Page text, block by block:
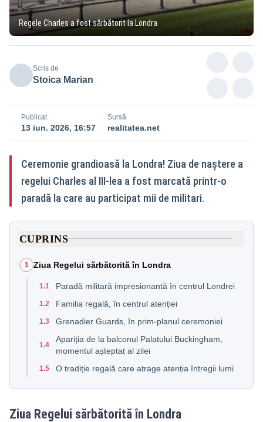
Regele Charles a fost sărbătorit la Londra
Scris de
Stoica Marian
Publicat
13 iun. 2026, 16:57
Sursă
realitatea.net
Ceremonie grandioasă la Londra! Ziua de naștere a
regelui Charles al III-lea a fost marcată printr-o
paradă la care au participat mii de militari.
CUPRINS
1 Ziua Regelui sărbătorită în Londra
1.1 Paradă militară impresionantă în centrul Londrei
1.2 Familia regală, în centrul atenției
1.3 Grenadier Guards, în prim-planul ceremoniei
1.4
Apariția de la balconul Palatului Buckingham,
momentul așteptat al zilei
1.5 O tradiție regală care atrage atenția întregii lumi
Ziua Regelui sărbătorită în Londra